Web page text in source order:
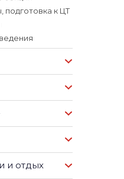
подготовка к ЦТ
и отдых